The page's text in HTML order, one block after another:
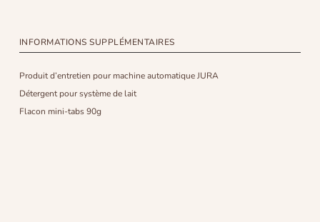
INFORMATIONS SUPPLÉMENTAIRES
Produit d’entretien pour machine automatique JURA
Détergent pour système de lait
Flacon mini-tabs 90g